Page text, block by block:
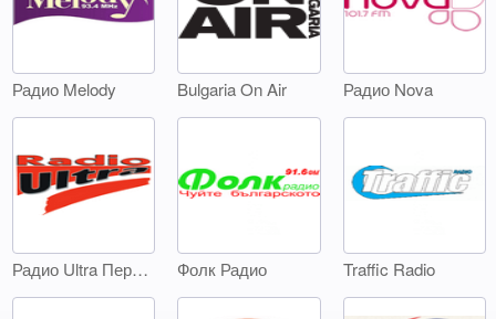
Радио Melody Bulgaria On Air Радио Nova
Радио Ultra Перник Фолк Радио Traffic Radio